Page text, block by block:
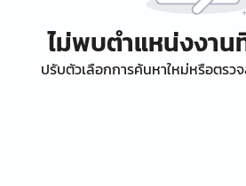
ไม่พบตำแหน่งงา
ปรับตัวเลือกการค้นหาใหม่หรือตรว